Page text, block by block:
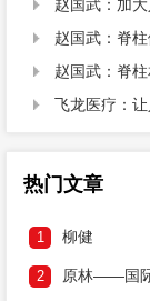
 赵国武：加
 赵国武：脊
 赵国武：脊
 飞龙医疗：
热门文章
1 柳健
2 原林——国